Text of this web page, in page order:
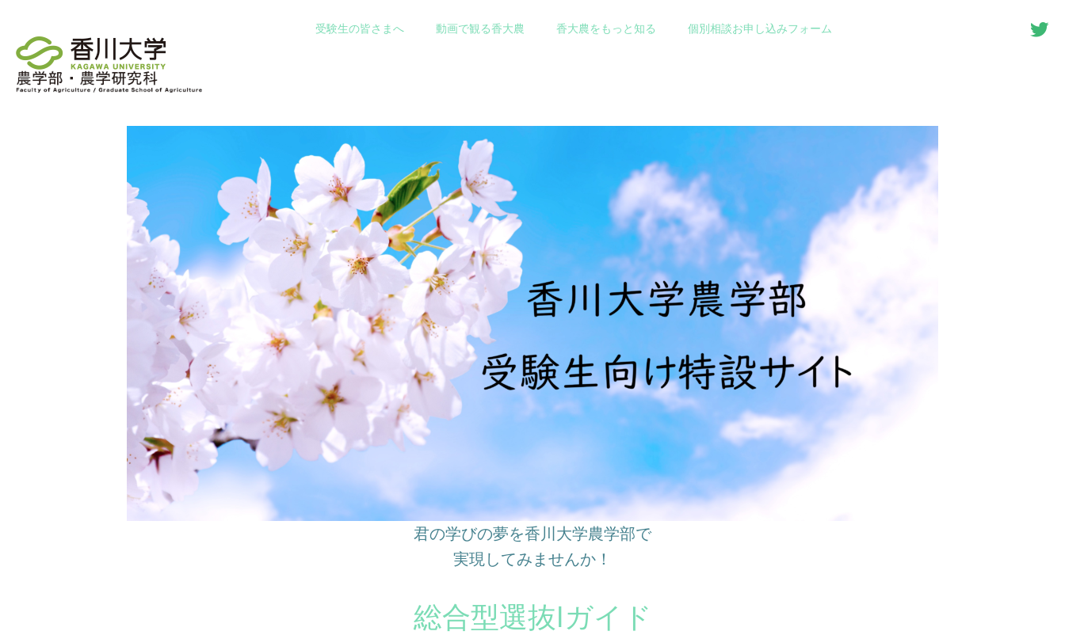
受験生の皆さまへ 動画で観る香大農 香大農をもっと知る 個別相談お申し込みフォーム
TOP_new
君の学びの夢を香川大学農学部で
実現してみませんか！
総合型選抜Ⅰガイド